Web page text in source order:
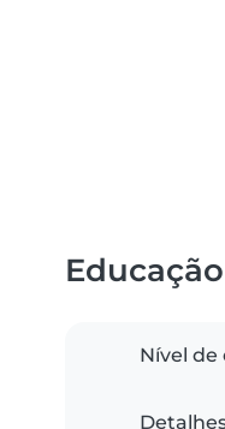
Nível de